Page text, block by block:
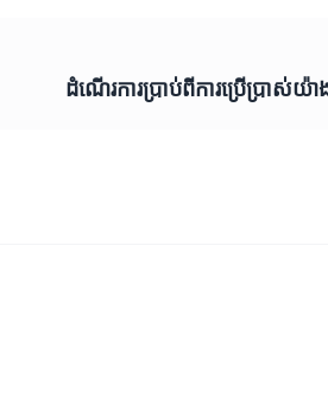
ដំណើរការប្រាប់ពីការប្រើប្រាស់យ៉